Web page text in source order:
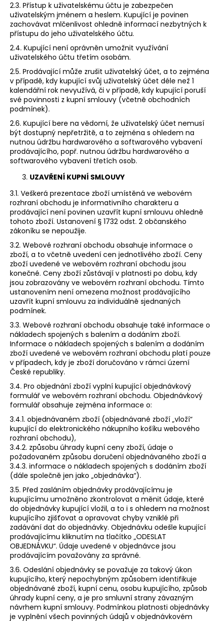
2.3. Přístup k uživatelskému účtu je zabezpečen
uživatelským jménem a heslem. Kupující je povinen
zachovávat mlčenlivost ohledně informací nezbytných k
přístupu do jeho uživatelského účtu.
2.4. Kupující není oprávněn umožnit využívání
uživatelského účtu třetím osobám.
2.5. Prodávající může zrušit uživatelský účet, a to zejména
v případě, kdy kupující svůj uživatelský účet déle než 1
kalendářní rok nevyužívá, či v případě, kdy kupující poruší
své povinnosti z kupní smlouvy (včetně obchodních
podmínek).
2.6. Kupující bere na vědomí, že uživatelský účet nemusí
být dostupný nepřetržitě, a to zejména s ohledem na
nutnou údržbu hardwarového a softwarového vybavení
prodávajícího, popř. nutnou údržbu hardwarového a
softwarového vybavení třetích osob.
UZAVŘENÍ KUPNÍ SMLOUVY
3.1. Veškerá prezentace zboží umístěná ve webovém
rozhraní obchodu je informativního charakteru a
prodávající není povinen uzavřít kupní smlouvu ohledně
tohoto zboží. Ustanovení § 1732 odst. 2 občanského
zákoníku se nepoužije.
3.2. Webové rozhraní obchodu obsahuje informace o
zboží, a to včetně uvedení cen jednotlivého zboží. Ceny
zboží uvedené ve webovém rozhraní obchodu jsou
konečné. Ceny zboží zůstávají v platnosti po dobu, kdy
jsou zobrazovány ve webovém rozhraní obchodu. Tímto
ustanovením není omezena možnost prodávajícího
uzavřít kupní smlouvu za individuálně sjednaných
podmínek.
3.3. Webové rozhraní obchodu obsahuje také informace o
nákladech spojených s balením a dodáním zboží.
Informace o nákladech spojených s balením a dodáním
zboží uvedené ve webovém rozhraní obchodu platí pouze
v případech, kdy je zboží doručováno v rámci území
České republiky.
3.4. Pro objednání zboží vyplní kupující objednávkový
formulář ve webovém rozhraní obchodu. Objednávkový
formulář obsahuje zejména informace o:
3.4.1. objednávaném zboží (objednávané zboží „vloží“
kupující do elektronického nákupního košíku webového
rozhraní obchodu),
3.4.2. způsobu úhrady kupní ceny zboží, údaje o
požadovaném způsobu doručení objednávaného zboží a
3.4.3. informace o nákladech spojených s dodáním zboží
(dále společně jen jako „objednávka“).
3.5. Před zasláním objednávky prodávajícímu je
kupujícímu umožněno zkontrolovat a měnit údaje, které
do objednávky kupující vložil, a to i s ohledem na možnost
kupujícího zjišťovat a opravovat chyby vzniklé při
zadávání dat do objednávky. Objednávku odešle kupující
prodávajícímu kliknutím na tlačítko „ODESLAT
OBJEDNÁVKU“. Údaje uvedené v objednávce jsou
prodávajícím považovány za správné.
3.6. Odeslání objednávky se považuje za takový úkon
kupujícího, který nepochybným způsobem identifikuje
objednávané zboží, kupní cenu, osobu kupujícího, způsob
úhrady kupní ceny, a je pro smluvní strany závazným
návrhem kupní smlouvy. Podmínkou platnosti objednávky
je vyplnění všech povinných údajů v objednávkovém